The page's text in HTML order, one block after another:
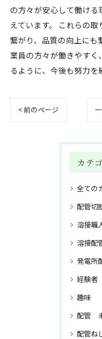
の方々が安心して働け
えています。 これらの
繋がり、品質の向上にも
業員の方々が働きやす
るように、今後も努力を
< 前のページ
カテ
全ての
配管切
溶接職
溶接配
発電所
経験者
趣味
配管
配管ね